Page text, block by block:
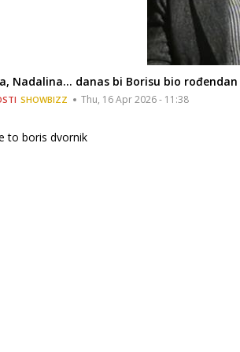
Nadalina... danas bi Borisu bio rođendan
SHOWBIZZ Thu, 16 Apr 2026 - 11:38
to boris dvornik